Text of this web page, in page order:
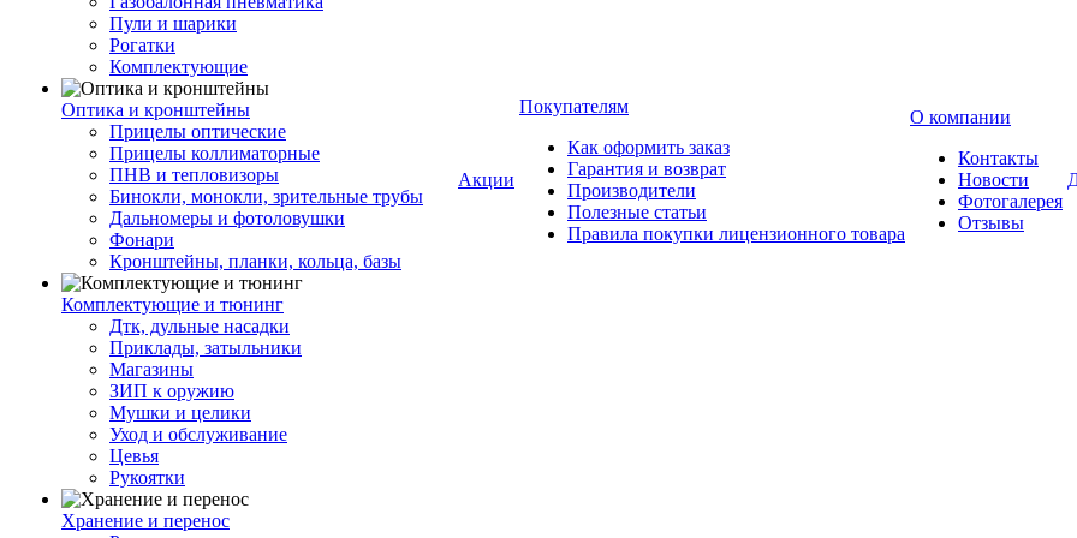
Пули и шарики
Рогатки
Комплектующие
Оптика и кронштейны
Прицелы оптические
Прицелы коллиматорные
ПНВ и тепловизоры
Бинокли, монокли, зрительные трубы
Дальномеры и фотоловушки
Фонари
Кронштейны, планки, кольца, базы
Комплектующие и тюнинг
Дтк, дульные насадки
Приклады, затыльники
Магазины
ЗИП к оружию
Мушки и целики
Уход и обслуживание
Цевья
Рукоятки
Хранение и перенос
Акции
Покупателям
Как оформить заказ
Гарантия и возврат
Производители
Полезные статьи
Правила покупки лицензионного товара
О компании
Контакты
Новости
Фотогалерея
Отзывы